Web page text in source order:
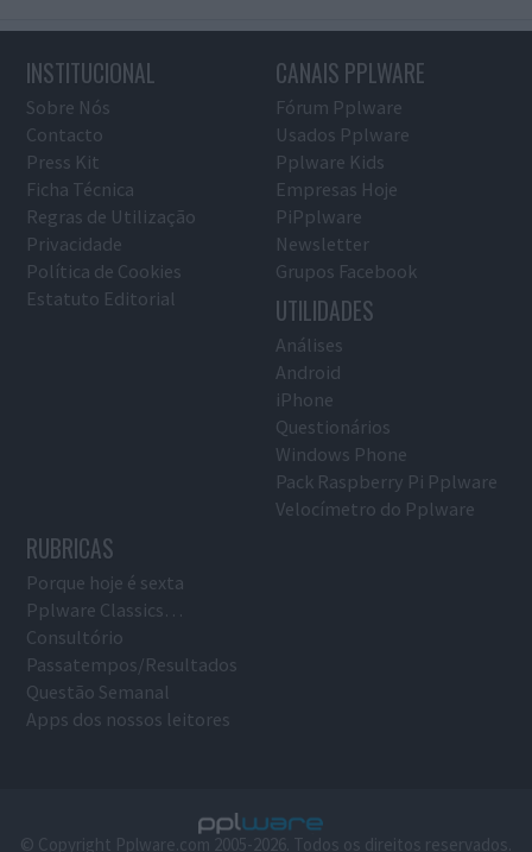
INSTITUCIONAL
Sobre Nós
Contacto
Press Kit
Ficha Técnica
Regras de Utilização
Privacidade
Política de Cookies
Estatuto Editorial
CANAIS PPLWARE
Fórum Pplware
Usados Pplware
Pplware Kids
Empresas Hoje
PiPplware
Newsletter
Grupos Facebook
UTILIDADES
Análises
Android
iPhone
Questionários
Windows Phone
Pack Raspberry Pi Pplware
Velocímetro do Pplware
RUBRICAS
Porque hoje é sexta
Pplware Classics…
Consultório
Passatempos/Resultados
Questão Semanal
Apps dos nossos leitores
© Copyright Pplware.com 2005-2026. Todos os direitos reservados.